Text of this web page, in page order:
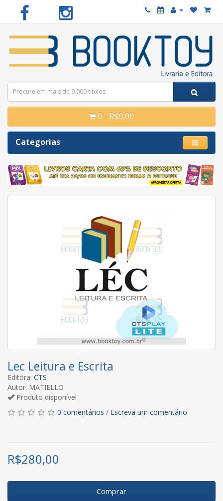
0 - R$0,00
Categorias
Lec Leitura e Escrita
Editora: CTS
Autor: MATIELLO
Produto disponível
0 comentários / Escreva um comentário
R$280,00
Comprar